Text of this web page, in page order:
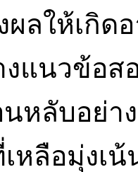
ผลให้เกิด
แนวข้อส
หลับอย่า
หลือมุ่งเ